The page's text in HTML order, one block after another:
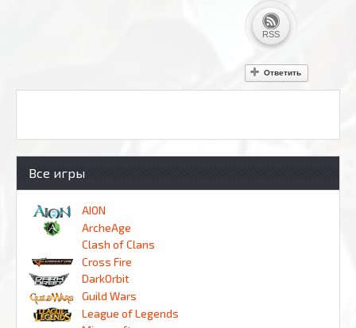
RSS
Ответить
Все игры
AION
ArcheAge
Clash of Clans
Cross Fire
DarkOrbit
Guild Wars
League of Legends